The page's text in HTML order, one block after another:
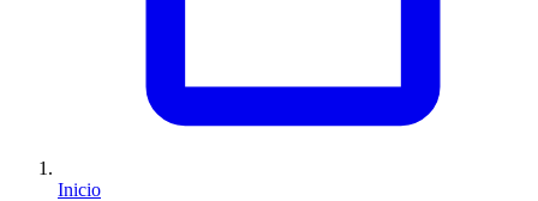
Inicio